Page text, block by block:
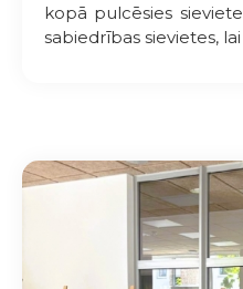
kopā pulcēsies
sabiedrības sievietes, lai